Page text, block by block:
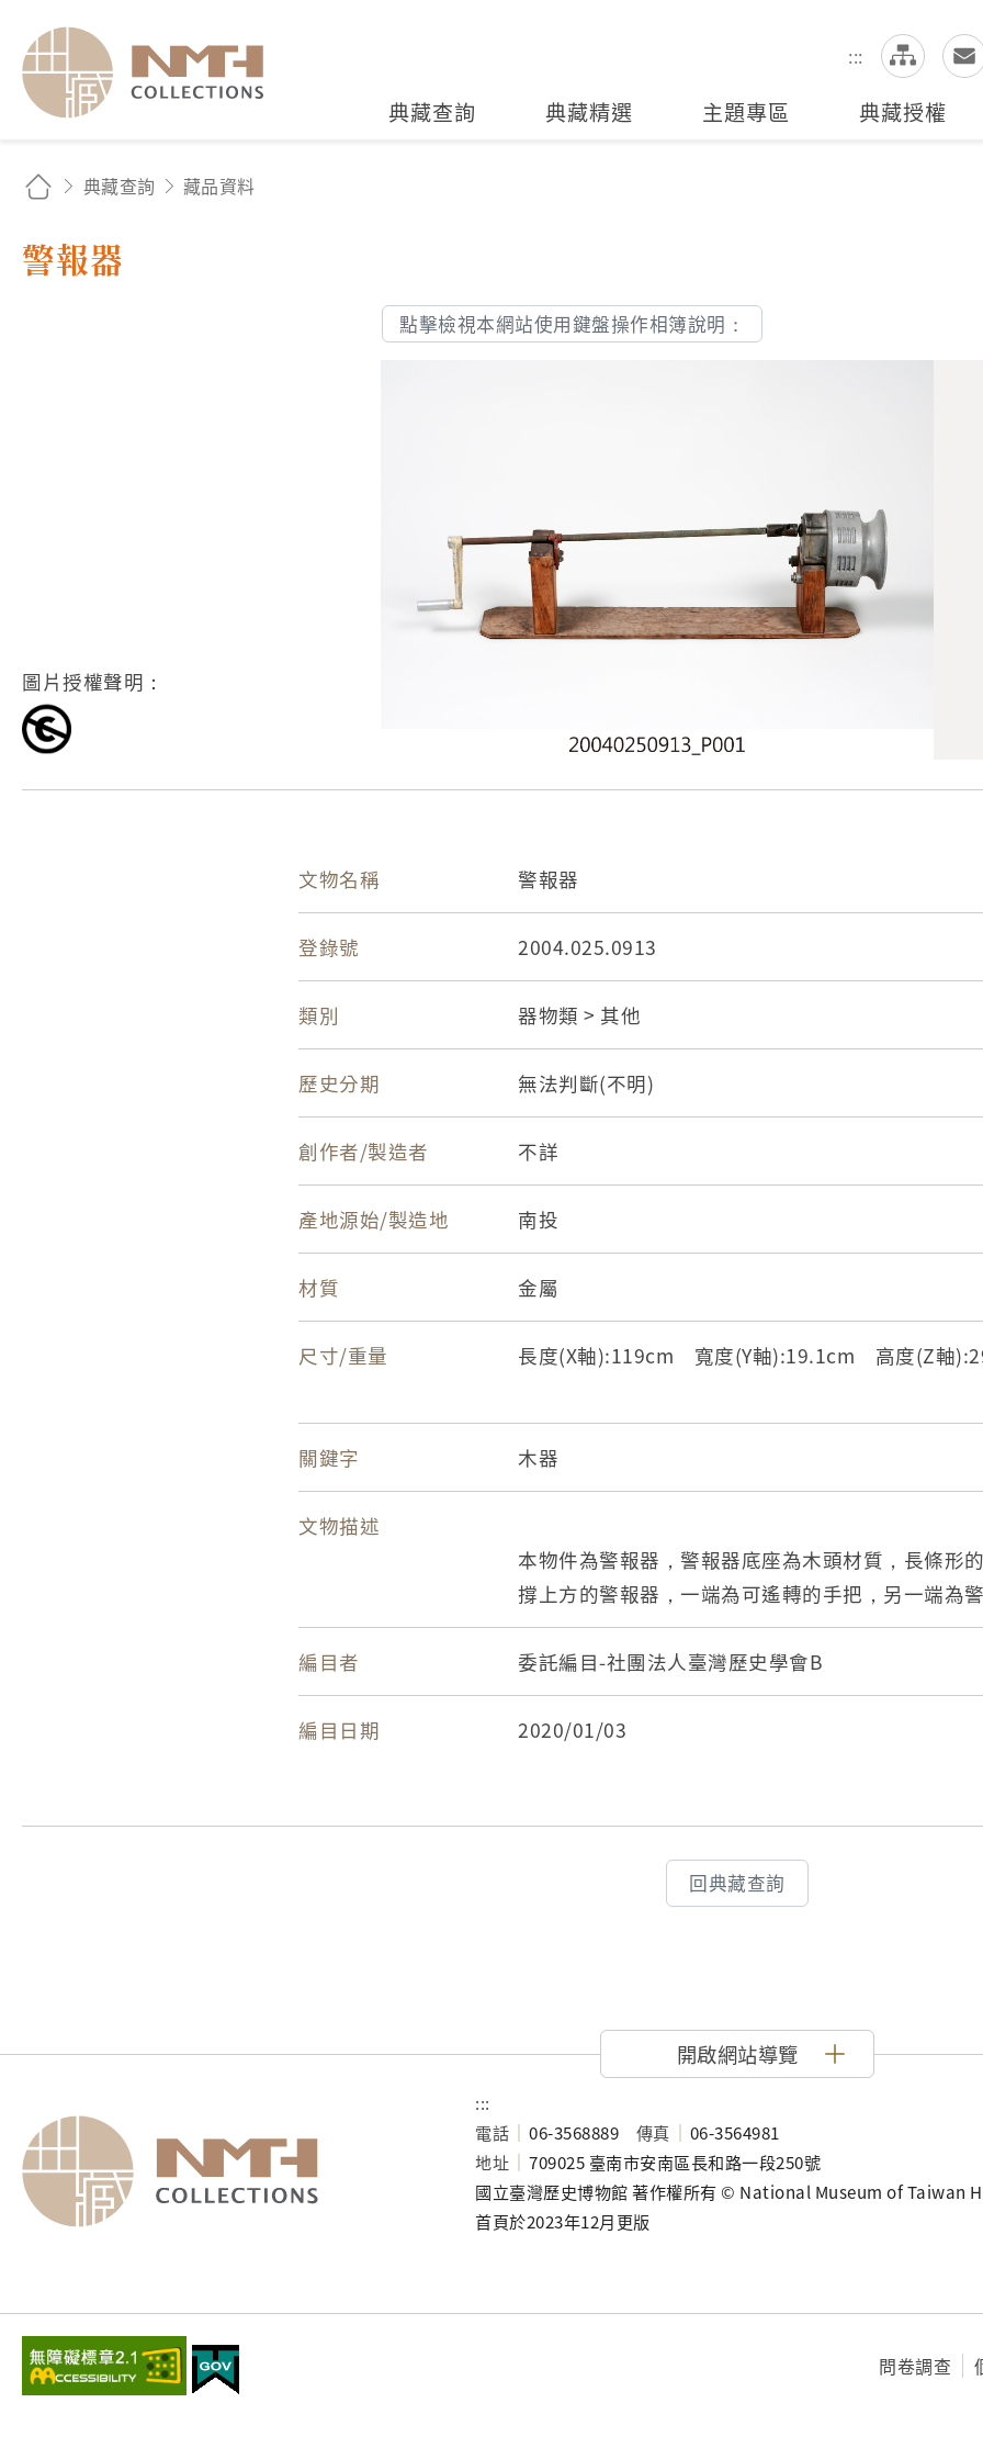
:::
全站搜尋
典藏查詢 典藏精選 主題專區 典藏授權
典藏查詢 藏品資料
警報器
點擊檢視本網站使用鍵盤操作相簿說明：
圖片授權聲明：
文物名稱 警報器
登錄號 2004.025.0913
類別 器物類 > 其他
歷史分期 無法判斷(不明)
創作者/製造者 不詳
產地源始/製造地 南投
材質 金屬
尺寸/重量 長度(X軸):119cm 寬度(Y軸):19.1cm 高度(Z軸
關鍵字 木器
文物描述
本物件為警報器，警報器底座為木頭材質，長條形
撐上方的警報器，一端為可遙轉的手把，另一端為
編目者 委託編目-社團法人臺灣歷史學會B
編目日期 2020/01/03
回典藏查詢
開啟網站導覽
:::
電話
06-3568889 傳真
06-3564981
地址
709025 臺南市安南區長和路一段250號
國立臺灣歷史博物館 著作權所有 © National Museum of Taiwan
首頁於2023年12月更版
問卷調查